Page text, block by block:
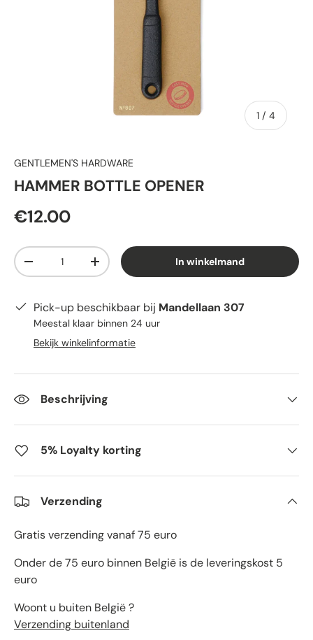
1 / van
4
GENTLEMEN'S HARDWARE
HAMMER BOTTLE OPENER
€12.00
Aantal
-
+ In winkelmand
Pick-up beschikbaar bij Mandellaan 307
Meestal klaar binnen 24 uur
Bekijk winkelinformatie
Beschrijving
5% Loyalty korting
Verzending
Gratis verzending vanaf 75 euro
Onder de 75 euro binnen België is de leveringskost 5
euro
Woont u buiten België ?
Verzending buitenland